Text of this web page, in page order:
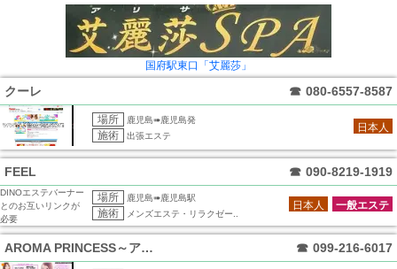
国府駅東口「艾麗莎」
クーレ ☎ 080-6557-8587
場所 鹿児島➠鹿児島発
施術 出張エステ
日本人
FEEL ☎ 090-8219-1919
DINOエステバーナー
とのお互いリンクが
必要
場所 鹿児島➠鹿児島駅
施術 メンズエステ・リラクゼー..
一般エステ
日本人
AROMA PRINCESS～アロマプリ ☎ 099-216-6017